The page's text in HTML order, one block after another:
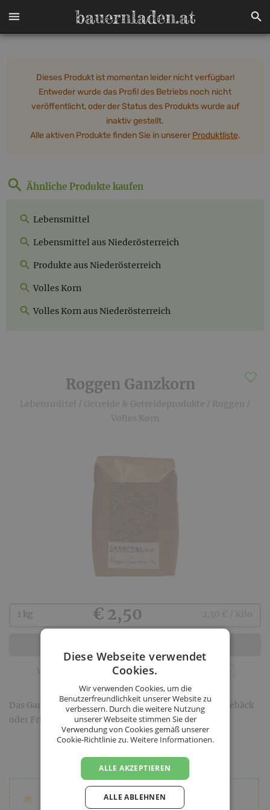
Dieses Produkt ist momentan leider nicht verfügbar!
Entweder wurde das Profil des Betriebs noch nicht
veröffentlicht, oder der Status des Produkts wurde auf
inaktiv gestellt.
Alle aktiven Produkte finden Sie in unserer Produktliste.
Ähnliche Produkte kaufen
Lebensmittel
Lebensmittel aus Niederösterreich
Produkte aus Niederösterreich
Volles Korn
Volles Korn aus Niederösterreich
Roggen Ganzkorn
Lebensmittel / Getreide & Getreideprodukte / Roggen /
Volles Korn
Kaufen
1 kg € 2,50
Das Ganzkorn kann geschrotet als Beigabe zu Brot, Gebäck
oder Frischkornbrei verwendet werden.
la müh la - Langers Mühlenladen
Diese Webseite verwendet
Cookies.
Wir verwenden Cookies, um die
Benutzerfreundlichkeit unserer Website zu
verbessern. Durch die weitere Nutzung
unserer Webseite stimmen Sie der
Verwendung von Cookies gemäß unserer
Cookie-Richtlinie zu.Weitere Informationen.
ALLE AKZEPTIEREN
ALLE ABLEHNEN